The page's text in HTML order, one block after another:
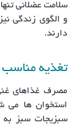
سلامت عضلانی
و الگوی زندگی
دارند.
تغذیه
استخوان ها می